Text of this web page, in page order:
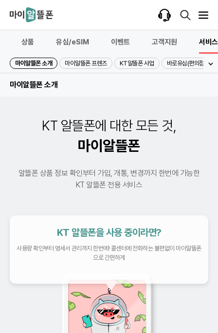
상품 유심/eSIM 이벤트 고객지원 서비스
마이알뜰폰 소개 마이알뜰폰 프렌즈 KT알뜰폰 사업 바로유심(편의점)
마이알뜰폰 소개
KT 알뜰폰에 대한 모든 것,
마이알뜰폰
알뜰폰 상품 정보 확인부터 가입, 개통, 변경까지 한번에 가능한
KT 알뜰폰 전용 서비스
KT 알뜰폰을 사용 중이라면?
사용량 확인부터 명세서 관리까지 한번에! 콜센터에 전화하는 불편없이 마이알뜰폰
으로 간편하게